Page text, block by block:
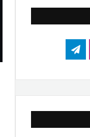
تلگرام